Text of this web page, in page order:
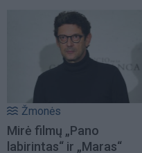
Žmonės
Mirė filmų „Pano
labirintas“ ir „Maras“